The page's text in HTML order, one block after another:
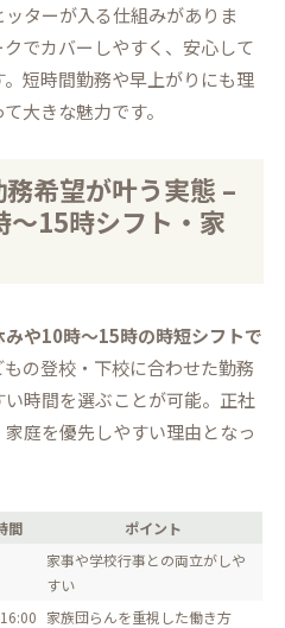
ターが入る仕組みがありま
でカバーしやすく、安心して
短時間勤務や早上がりにも理
大きな魅力です。
希望が叶う実態 –
～15時シフト・家
みや10時～15時の時短シフトで
もの登校・下校に合わせた勤務
時間を選ぶことが可能。正社
庭を優先しやすい理由となっ
間 ポイント
家事や学校行事との両立がしや
すい
家族団らんを重視した働き方